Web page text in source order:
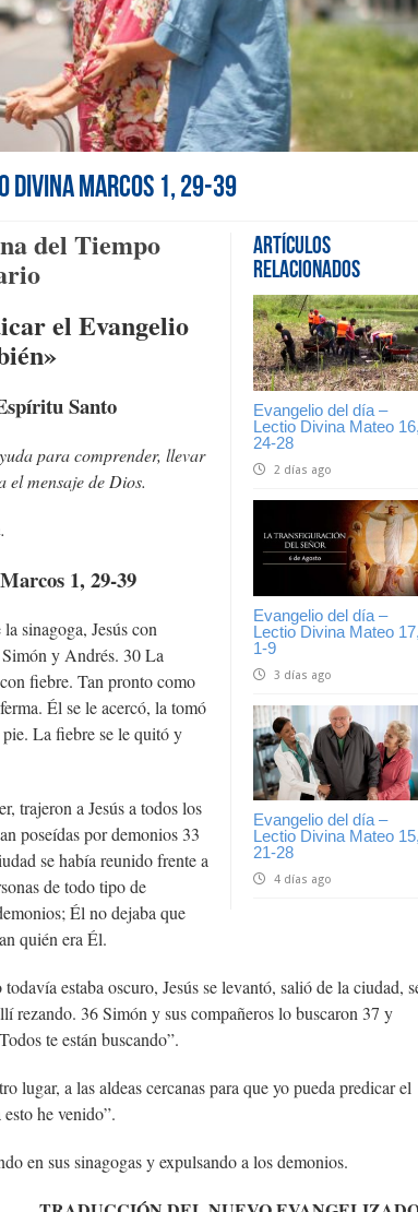
Divina Marcos 1, 29-39
Artículos
Relacionados
Evangelio del día –
Lectio Divina Mateo 16,
24-28
2 días ago
Evangelio del día –
Lectio Divina Mateo 17,
1-9
3 días ago
Evangelio del día –
Lectio Divina Mateo 15,
21-28
4 días ago
del Tiempo
el Evangelio
Santo
para comprender, llevar
el mensaje de Dios.
1, 29-39
sinagoga, Jesús con
y Andrés. 30 La
fiebre. Tan pronto como
Él se le acercó, la tomó
La fiebre se le quitó y
trajeron a Jesús a todos los
poseídas por demonios 33
se había reunido frente a
de todo tipo de
Él no dejaba que
quién era Él.
estaba oscuro, Jesús se levantó, salió de la ciudad,
rezando. 36 Simón y sus compañeros lo buscaron 37 y
te están buscando”.
lugar, a las aldeas cercanas para que yo pueda predicar el
he venido”.
en sus sinagogas y expulsando a los demonios.